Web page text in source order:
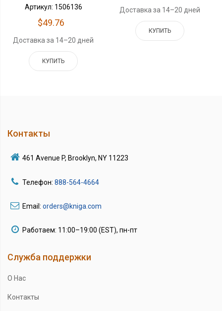
Артикул: 1506136
$49.76
Доставка за 14–20 дней
КУПИТЬ
Доставка за 14–20 дней
КУПИТЬ
Контакты
461 Avenue P, Brooklyn, NY 11223
Телефон: 888-564-4664
Email: orders@kniga.com
Работаем: 11:00–19:00 (EST), пн-пт
Служба поддержки
О Нас
Контакты